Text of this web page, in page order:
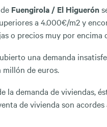
Fuengirola / El Higuerón
a 4.000€/m2 y
o precios muy por
una demanda
de euros.
la demanda de viviendas,
de vivienda son